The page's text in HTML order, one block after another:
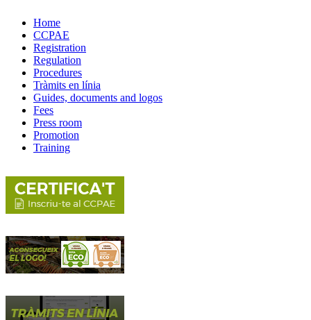
Home
CCPAE
Registration
Regulation
Procedures
Tràmits en línia
Guides, documents and logos
Fees
Press room
Promotion
Training